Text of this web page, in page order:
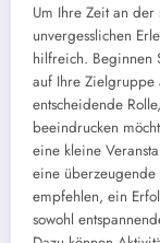
Um Ihre Zeit an der
unvergesslichen
hilfreich. Beginnen
auf Ihre Zielgruppe
entscheidende
beeindrucken
eine kleine
eine überzeugende
empfehlen, ein
sowohl